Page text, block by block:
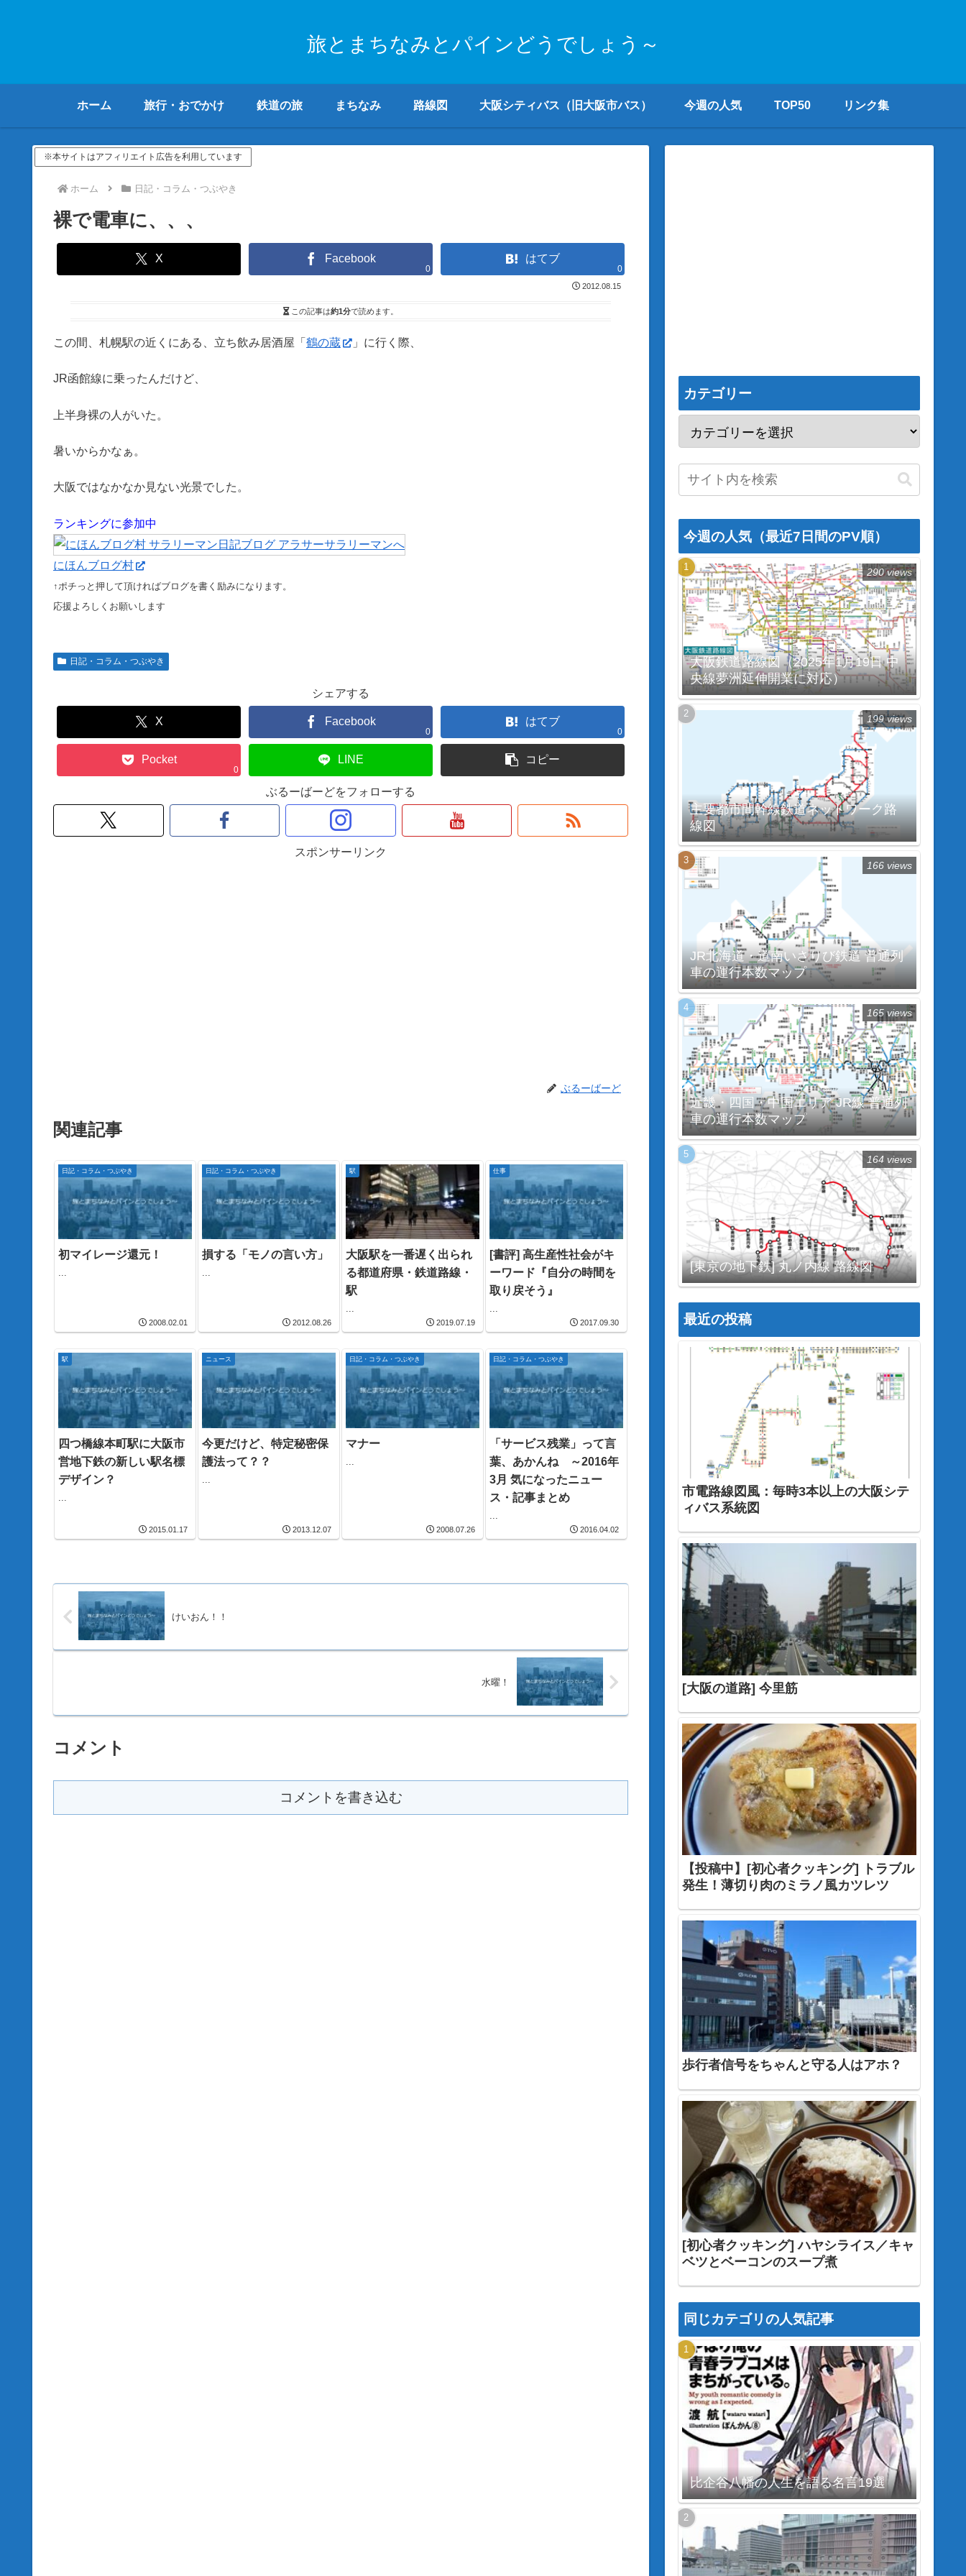
旅とまちなみとパインどうでしょう～
ホーム 旅行・おでかけ 鉄道の旅 まちなみ 路線図 大阪シティバス（旧大阪市バス） 今週の人気 TOP50 リンク集
※本サイトはアフィリエイト広告を利用しています
ホーム 日記・コラム・つぶやき
裸で電車に、、、
X Facebook
0
はてブ
0
2012.08.15
この記事は約1分で読めます。
この間、札幌駅の近くにある、立ち飲み居酒屋「 鶴の蔵 」に行く際、
JR函館線に乗ったんだけど、
上半身裸の人がいた。
暑いからかなぁ。
大阪ではなかなか見ない光景でした。
ランキングに参加中
にほんブログ村
↑ポチっと押して頂ければブログを書く励みになります。
応援よろしくお願いします
日記・コラム・つぶやき
シェアする
X Facebook
0
はてブ
0
Pocket
0
LINE コピー
ぶるーばーどをフォローする
スポンサーリンク
ぶるーばーど
関連記事
日記・コラム・つぶやき
初マイレージ還元！
...
2008.02.01
日記・コラム・つぶやき
損する「モノの言い方」
...
2012.08.26
駅
大阪駅を一番遅く出られ
る都道府県・鉄道路線・
駅
...
2019.07.19
仕事
[書評] 高生産性社会がキ
ーワード『自分の時間を
取り戻そう』
...
2017.09.30
駅
四つ橋線本町駅に大阪市
営地下鉄の新しい駅名標
デザイン？
2015.01.17
ニュース
今更だけど、特定秘密保
護法って？？
2013.12.07
日記・コラム・つぶやき
マナー
2008.07.26
日記・コラム・つぶやき
「サービス残業」って言
葉、あかんね ～2016年
3月 気になったニュー
ス・記事まとめ
2016.04.02
けいおん！！
水曜！
コメント
コメントを書き込む
カテゴリー
今週の人気（最近7日間のPV順）
大阪鉄道路線図（2025年1月19日 中
央線夢洲延伸開業に対応）
290 views
主要都市間幹線鉄道ネットワーク路
線図
199 views
JR北海道・道南いさりび鉄道 普通列
車の運行本数マップ
166 views
近畿・四国・中国エリア JR線 普通列
車の運行本数マップ
165 views
[東京の地下鉄] 丸ノ内線 路線図
164 views
最近の投稿
市電路線図風：毎時3本以上の大阪シテ
ィバス系統図
[大阪の道路] 今里筋
【投稿中】[初心者クッキング] トラブル
発生！薄切り肉のミラノ風カツレツ
歩行者信号をちゃんと守る人はアホ？
[初心者クッキング] ハヤシライス／キャ
ベツとベーコンのスープ煮
同じカテゴリの人気記事
比企谷八幡の人生を語る名言19選